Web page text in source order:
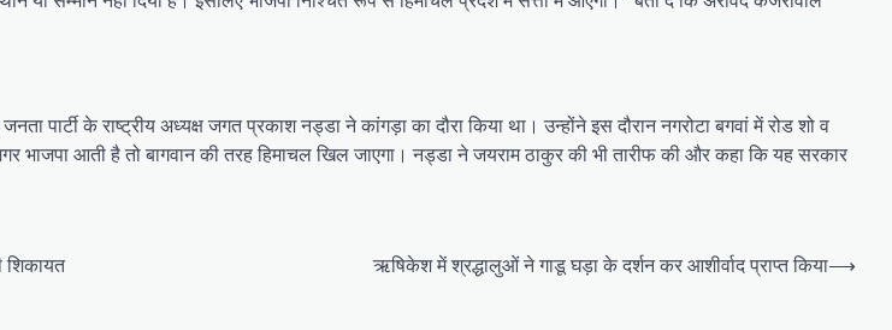
के राष्ट्रीय अध्यक्ष जगत प्रकाश नड्डा ने कांगड़ा का दौरा किया था। उन्होंने इस दौरान नगरोटा बगवां में रोड शो व
आती है तो बागवान की तरह हिमाचल खिल जाएगा। नड्डा ने जयराम ठाकुर की भी तारीफ की और कहा कि यह सरकार
शिकायत
ऋषिकेश में श्रद्धालुओं ने गाडू घड़ा के दर्शन कर आशीर्वाद प्राप्‍त किया⟶